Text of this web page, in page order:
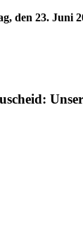
den 23. Juni